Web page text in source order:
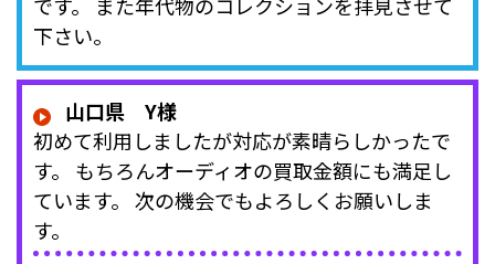
下さい。
山口県 Y様
初めて利用しましたが対応が素晴らしかったで
す。 もちろんオーディオの買取金額にも満足し
ています。 次の機会でもよろしくお願いしま
す。